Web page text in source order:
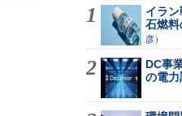
イラ
石燃料
彦）
DC事
の電